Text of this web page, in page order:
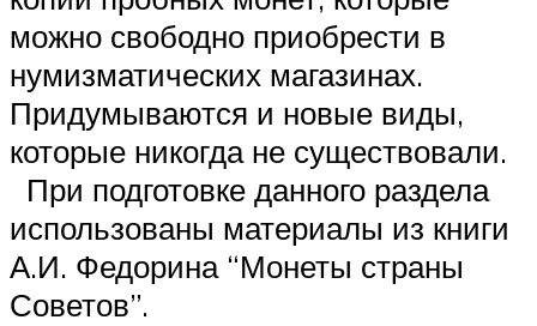
можно свободно приобрести в
нумизматических магазинах.
Придумываются и новые виды,
которые никогда не существовали.
При подготовке данного раздела
использованы материалы из книги
А.И. Федорина “Монеты страны
Советов”.